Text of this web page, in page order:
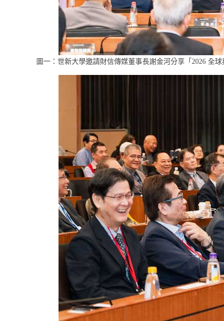
圖一：世新大學邀請財信傳媒董事長謝金河分享「2026 全球